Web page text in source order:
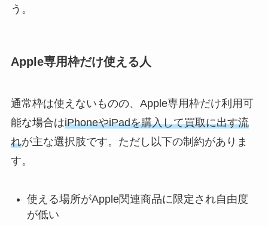
う。
Apple専用枠だけ使える人
通常枠は使えないものの、Apple専用枠だけ利用可
能な場合はiPhoneやiPadを購入して買取に出す流
れが主な選択肢です。ただし以下の制約がありま
す。
使える場所がApple関連商品に限定され自由度
が低い